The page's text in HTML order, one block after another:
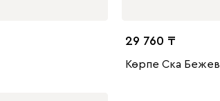
29 760
Көрпе Ска